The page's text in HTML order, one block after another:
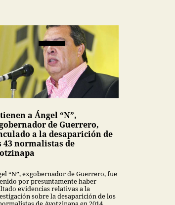
a Ángel “N”,
de Guerrero,
a la desaparición de
43 normalistas de
“N”, exgobernador de Guerrero, fue
por presuntamente haber
evidencias relativas a la
sobre la desaparición de los